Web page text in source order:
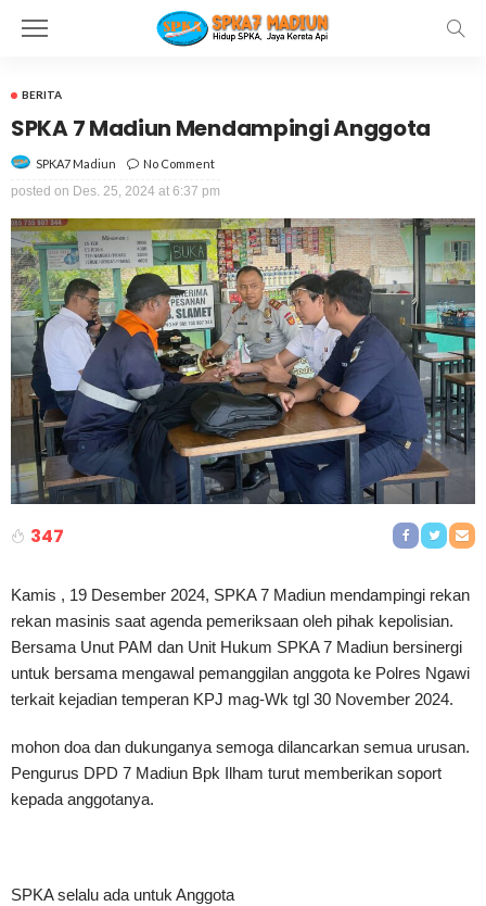
BERITA
SPKA 7 Madiun Mendampingi Anggota
SPKA7 Madiun No Comment
posted on Des. 25, 2024 at 6:37 pm
347
Kamis , 19 Desember 2024, SPKA 7 Madiun mendampingi rekan
rekan masinis saat agenda pemeriksaan oleh pihak kepolisian.
Bersama Unut PAM dan Unit Hukum SPKA 7 Madiun bersinergi
untuk bersama mengawal pemanggilan anggota ke Polres Ngawi
terkait kejadian temperan KPJ mag-Wk tgl 30 November 2024.
mohon doa dan dukunganya semoga dilancarkan semua urusan.
Pengurus DPD 7 Madiun Bpk Ilham turut memberikan soport
kepada anggotanya.
SPKA selalu ada untuk Anggota